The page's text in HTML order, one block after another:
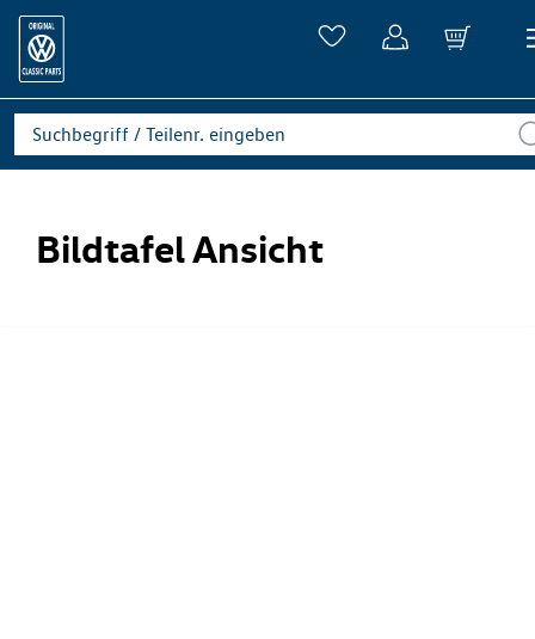
Bildtafel Ansicht